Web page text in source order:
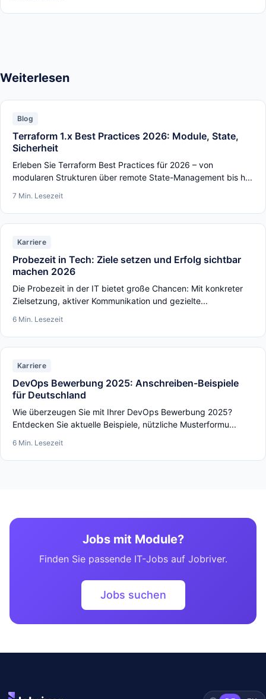
Weiterlesen
Blog
Terraform 1.x Best Practices 2026: Module, State,
Sicherheit
Erleben Sie Terraform Best Practices für 2026 – von
modularen Strukturen über remote State-Management bis h...
7 Min. Lesezeit
Karriere
Probezeit in Tech: Ziele setzen und Erfolg sichtbar
machen 2026
Die Probezeit in der IT bietet große Chancen: Mit konkreter
Zielsetzung, aktiver Kommunikation und gezielte...
6 Min. Lesezeit
Karriere
DevOps Bewerbung 2025: Anschreiben-Beispiele
für Deutschland
Wie überzeugen Sie mit Ihrer DevOps Bewerbung 2025?
Entdecken Sie aktuelle Beispiele, nützliche Musterformu...
6 Min. Lesezeit
Jobs mit Module?
Finden Sie passende IT-Jobs auf Jobriver.
Jobs suchen